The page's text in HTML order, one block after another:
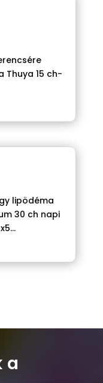
Thuya 15 ch-
lipödéma
30 ch napi
a